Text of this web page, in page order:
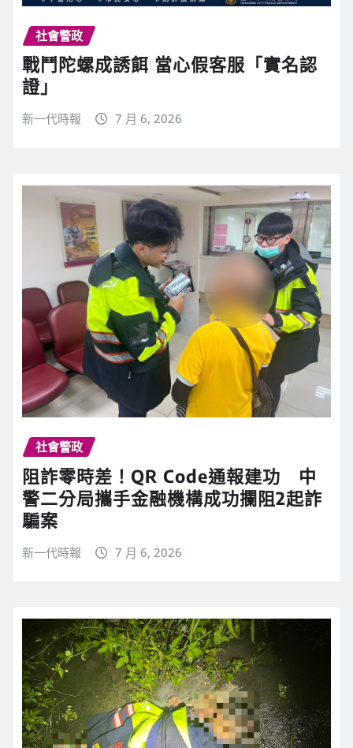
社會警政
戰鬥陀螺成誘餌 當心假客服「實名認
證」
新一代時報 7 月 6, 2026
社會警政
阻詐零時差！QR Code通報建功 中
警二分局攜手金融機構成功攔阻2起詐
騙案
新一代時報 7 月 6, 2026